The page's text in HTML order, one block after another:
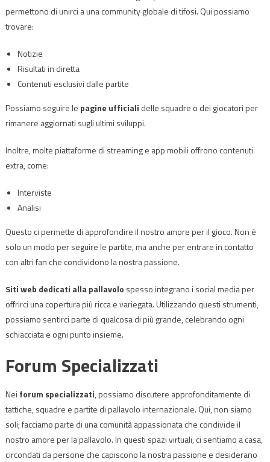
permettono di unirci a una community globale di tifosi. Qui possiamo
trovare:
Notizie
Risultati in diretta
Contenuti esclusivi dalle partite
Possiamo seguire le pagine ufficiali delle squadre o dei giocatori per
rimanere aggiornati sugli ultimi sviluppi.
Inoltre, molte piattaforme di streaming e app mobili offrono contenuti
extra, come:
Interviste
Analisi
Questo ci permette di approfondire il nostro amore per il gioco. Non è
solo un modo per seguire le partite, ma anche per entrare in contatto
con altri fan che condividono la nostra passione.
Siti web dedicati alla pallavolo spesso integrano i social media per
offrirci una copertura più ricca e variegata. Utilizzando questi strumenti,
possiamo sentirci parte di qualcosa di più grande, celebrando ogni
schiacciata e ogni punto insieme.
Forum Specializzati
Nei forum specializzati, possiamo discutere approfonditamente di
tattiche, squadre e partite di pallavolo internazionale. Qui, non siamo
soli; facciamo parte di una comunità appassionata che condivide il
nostro amore per la pallavolo. In questi spazi virtuali, ci sentiamo a casa,
circondati da persone che capiscono la nostra passione e desiderano